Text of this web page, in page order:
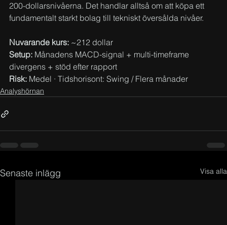
200-dollarsnivåerna. Det handlar alltså om att köpa ett
fundamentalt starkt bolag till tekniskt översålda nivåer.
Nuvarande kurs: ~212 dollar
Setup: Månadens MACD-signal + multi-timeframe
divergens + stöd efter rapport
Risk: Medel · Tidshorisont: Swing / Flera månader
Analyshörnan
Senaste inlägg Visa alla